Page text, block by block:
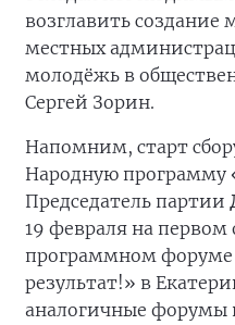
возглавить
местных
молодёжь в
Сергей Зорин.
Напомним, старт
Народную программу
Председатель партии
19 февраля на
программном форуме
результат!» в
аналогичные форумы